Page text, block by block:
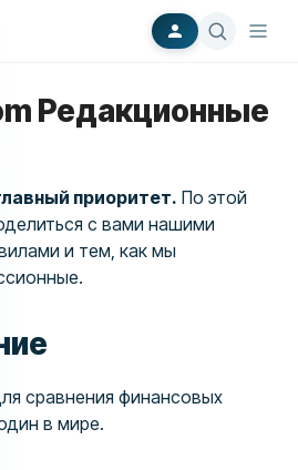
Редакционные
приоритет. По этой
с вами нашими
и тем, как мы
сравнения финансовых
в мире.